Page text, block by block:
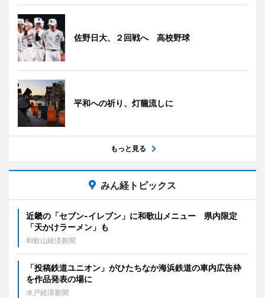
佐野日大、２回戦へ 高校野球
平和への祈り、灯籠流しに
もっと見る
みん経トピックス
近畿の「セブン-イレブン」に和歌山メニュー 県内限定
「天かけラーメン」も
和歌山経済新聞
「投稿鉄道ユニオン」がひたちなか海浜鉄道の車内広告枠
を作品発表の場に
水戸経済新聞